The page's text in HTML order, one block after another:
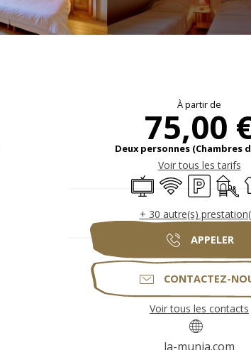
À partir de
75,00
Deux personnes (Chambres
Voir tous les tarifs
Télévision
WiFi ParkingJeux
+ 30 autre(s)
APPELER
CONTACTEZ-
Voir tous les contacts
la-munia.com